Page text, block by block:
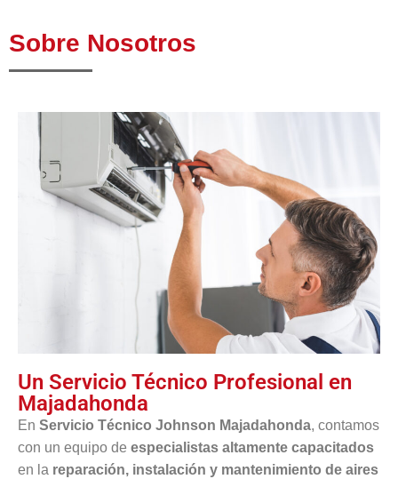
Sobre Nosotros
Un Servicio Técnico Profesional en
Majadahonda
En Servicio Técnico Johnson Majadahonda, contamos
con un equipo de especialistas altamente capacitados
en la reparación, instalación y mantenimiento de aires